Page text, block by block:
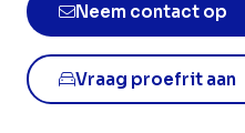
Neem contact op
Vraag proefrit aan